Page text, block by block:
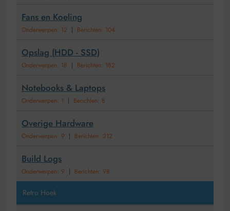
Fans en Koeling
Onderwerpen: 12 | Berichten: 104
Opslag (HDD - SSD)
Onderwerpen: 18 | Berichten: 182
Notebooks & Laptops
Onderwerpen: 1 | Berichten: 8
Overige Hardware
Onderwerpen: 9 | Berichten: 212
Build Logs
Onderwerpen: 9 | Berichten: 98
Retro Hoek